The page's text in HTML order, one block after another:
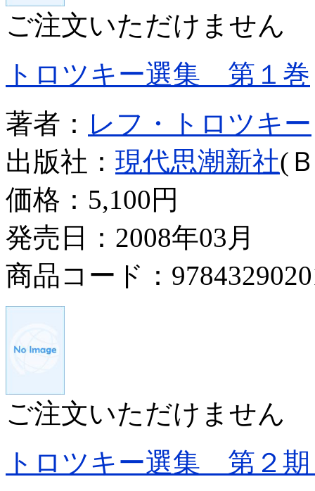
ご注文いただけません
トロツキー選集 第１巻
著者： レフ・トロツキー
出版社： 現代思潮新社(
価格： 5,100円
発売日：2008年03月
商品コード：
ご注文いただけません
トロツキー選集 第２